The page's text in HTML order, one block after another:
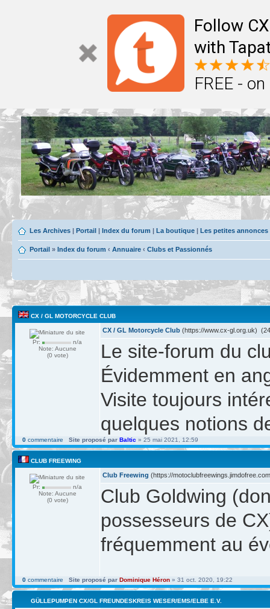
Follow
with
FREE -
Les Archives | Portail | Index du forum | La boutique | Les petites
Portail » Index du forum ‹ Annuaire ‹ Clubs et Passionnés
CX / GL MOTORCYCLE CLUB
Pr:
n/a
Note: Aucune
(0 vote)
CX / GL Motorcycle Club (https://www.cx-gl.org.uk)
Le site-forum du
Évidemment en
Visite toujours
quelques notions
0 commentaire Site proposé par Baltic » 25 mai 2021, 12:59
CLUB FREEWING
Pr:
n/a
Note: Aucune
(0 vote)
Club Freewing (https://
Club Goldwing
possesseurs de
fréquemment au
0 commentaire Site proposé par Dominique Héron » 31 oct. 2020, 19:22
GÜLLEPUMPEN CX/GL FREUNDESKREIS WESER/EMS/ELBE E.V.